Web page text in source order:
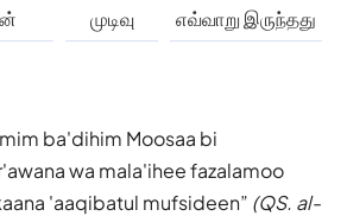
எவ்வாறு இருந்தது
முடிவு
ba'dihim Moosaa bi
wa mala'ihee fazalamoo
'aaqibatul mufsideen (QS. al-